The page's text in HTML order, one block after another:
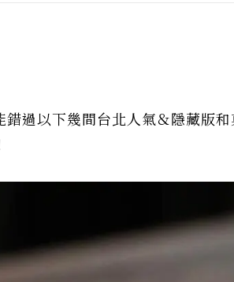
過以下幾間台北人氣＆隱藏版